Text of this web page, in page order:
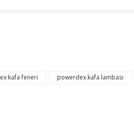
kafa feneri powerdex kafa lambası